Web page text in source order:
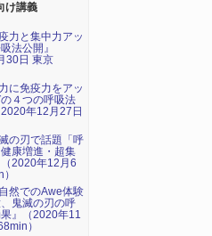
け講義
力と集中力アッ
法公開』
30日 東京
に免疫力をアッ
４つの呼吸法
年12月27日
の刃で話題「呼
康増進・超集
2020年12月6
然でのAwe体験
鬼滅の刃の呼
』（2020年11
）